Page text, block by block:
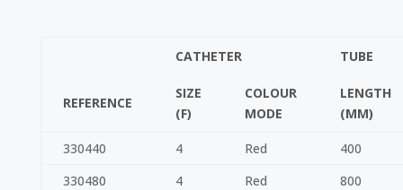
CATHETER TUBE
REFERENCE
SIZE
(F)
COLOUR
MODE
LENGTH
(MM)
330440 4 Red
400
330480
4 Red
800